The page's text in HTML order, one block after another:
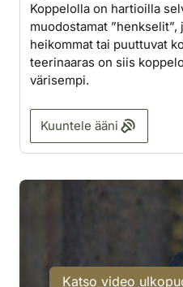
Koppelolla on hartioilla
muodostamat
heikommat tai puuttuvat
teerinaaras on siis
värisempi.
Kuuntele ääni
Katso video